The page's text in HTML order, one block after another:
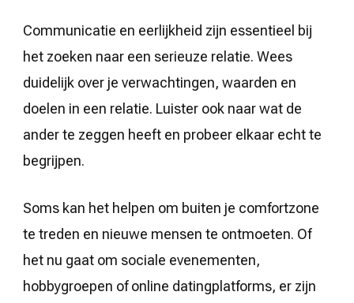
Communicatie en eerlijkheid zijn essentieel bij
het zoeken naar een serieuze relatie. Wees
duidelijk over je verwachtingen, waarden en
doelen in een relatie. Luister ook naar wat de
ander te zeggen heeft en probeer elkaar echt te
begrijpen.
Soms kan het helpen om buiten je comfortzone
te treden en nieuwe mensen te ontmoeten. Of
het nu gaat om sociale evenementen,
hobbygroepen of online datingplatforms, er zijn